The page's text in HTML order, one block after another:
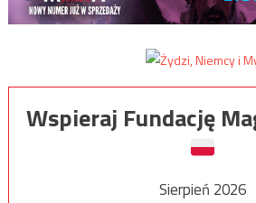
Wspieraj Fundację
Sierpień 2026